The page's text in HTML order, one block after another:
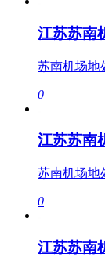
江苏苏南
苏南机场地
0
江苏苏南
苏南机场地
0
江苏苏南